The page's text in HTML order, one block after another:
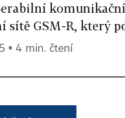
sítě GSM-R, který
▪ 4 min. čtení